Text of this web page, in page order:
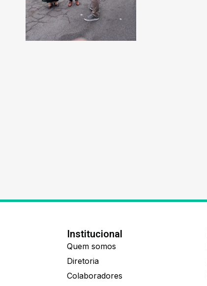
Institucional
Quem somos
Diretoria
Colaboradores